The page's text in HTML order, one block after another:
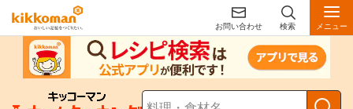
お問い合わせ 検索 メニュー